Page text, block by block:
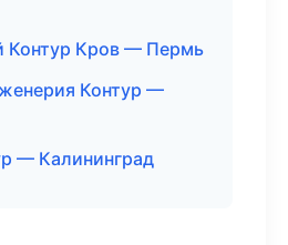
Контур Кров — Пермь
Контур —
— Калининград